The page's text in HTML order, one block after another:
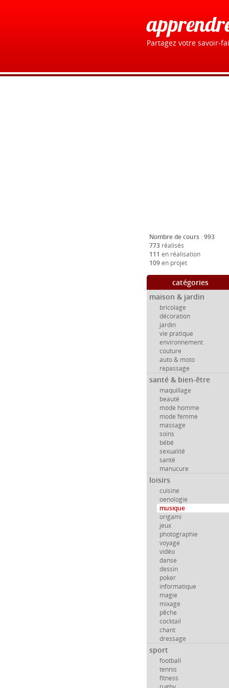
Partagez votre savoir-
Nombre de cours : 993
773 réalisés
111 en réalisation
109en projet
catégories
maison & jardin
bricolage
décoration
jardin
vie pratique
environnement
couture
auto & moto
repassage
santé & bien-être
maquillage
beauté
mode homme
mode femme
massage
soins
bébé
sexualité
santé
manucure
loisirs
cuisine
oenologie
musique
origami
jeux
photographie
voyage
vidéo
danse
dessin
poker
informatique
magie
mixage
pêche
cocktail
chant
dressage
sport
football
tennis
fitness